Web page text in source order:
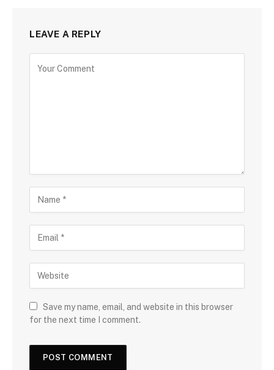
LEAVE A REPLY
Save my name, email, and website in this browser
for the next time I comment.